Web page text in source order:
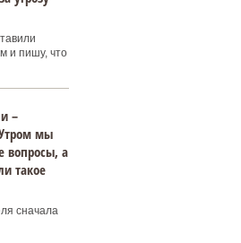
и пишу, что
–
мы
вопросы, а
такое
сначала